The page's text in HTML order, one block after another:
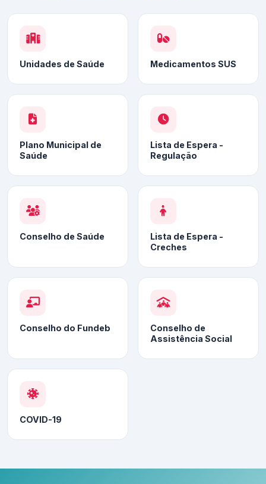
Unidades de Saúde Medicamentos SUS
Plano Municipal de
Saúde
Lista de Espera -
Regulação
Conselho de Saúde
Lista de Espera -
Creches
Conselho do Fundeb
Conselho de
Assistência Social
COVID-19